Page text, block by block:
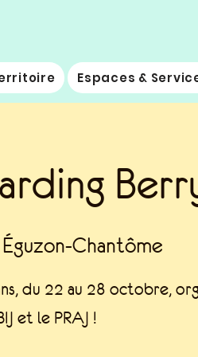
Espaces &
Éguzon-Chantôme
du 22 au 28 octobre,
et le PRAJ !